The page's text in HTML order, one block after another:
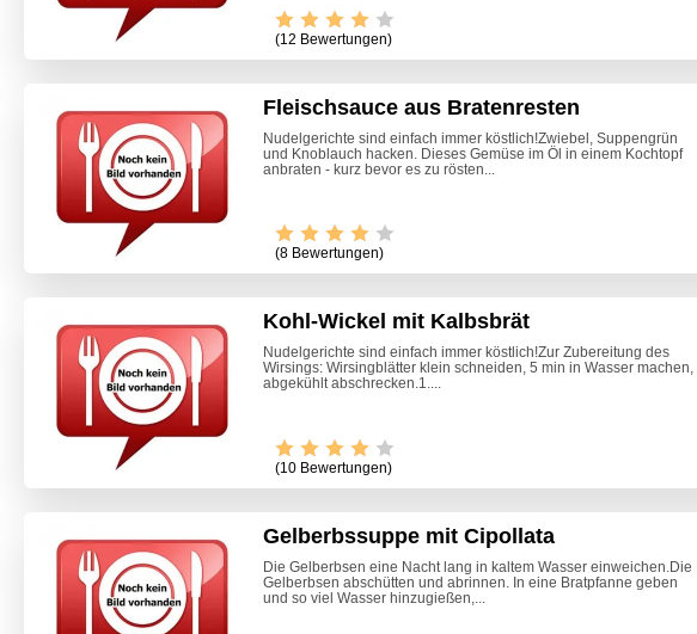
(12 Bewertungen)
Fleischsauce aus Bratenresten
Nudelgerichte sind einfach immer köstlich!Zwiebel, Suppengrün
und Knoblauch hacken. Dieses Gemüse im Öl in einem Kochtopf
anbraten - kurz bevor es zu rösten...
(8 Bewertungen)
Kohl-Wickel mit Kalbsbrät
Nudelgerichte sind einfach immer köstlich!Zur Zubereitung des
Wirsings: Wirsingblätter klein schneiden, 5 min in Wasser machen,
abgekühlt abschrecken.1....
(10 Bewertungen)
Gelberbssuppe mit Cipollata
Die Gelberbsen eine Nacht lang in kaltem Wasser einweichen.Die
Gelberbsen abschütten und abrinnen. In eine Bratpfanne geben
und so viel Wasser hinzugießen,...